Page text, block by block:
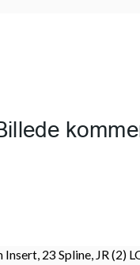
23 Spline, JR (2)